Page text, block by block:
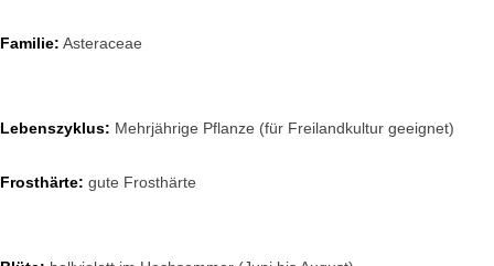
Familie: Asteraceae
Lebenszyklus: Mehrjährige Pflanze (für Freilandkultur geeignet)
Frosthärte: gute Frosthärte